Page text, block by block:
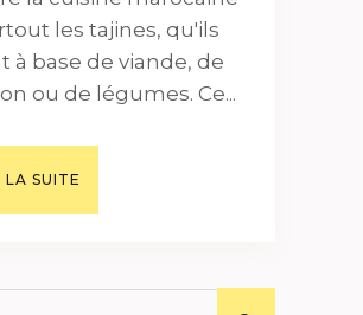
les tajines, qu'ils
à base de viande, de
ou de légumes. Ce...
LA SUITE